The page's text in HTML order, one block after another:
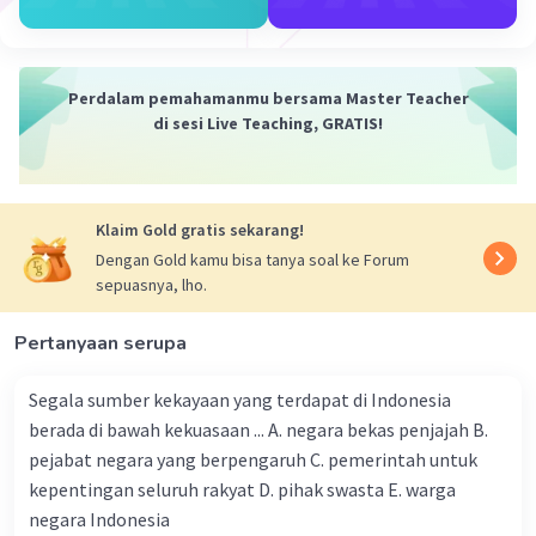
atau denda sesuai dengan hukum yang berlaku.
Peradilan perdata berkaitan dengan kasus-kasus yang
melibatkan sengketa antara individu, organisasi, atau
entitas hukum lainnya. Tujuan dari peradilan perdata
hak-hak yang dilanggar. Kasus-kasus yang masuk dalam
properti, kontrak, perceraian, atau gugatan atas
kerugian yang ditimbulkan.
Contoh: Jika dua pihak terlibat dalam sengketa
kepemilikan tanah, mereka dapat membawa kasus
belah pihak akan menyajikan bukti dan argumen mereka
kepada hakim. Hakim akan mempertimbangkan bukti
dan hukum yang berlaku untuk membuat keputusan
yang adil mengenai kepemilikan tanah tersebut.
Demikianlah perbedaan antara peradilan pidana dan
Perdalam pemahamanmu bersama Master Teacher
di sesi Live Teaching, GRATIS!
Klaim Gold gratis sekarang!
Dengan Gold kamu bisa tanya soal ke Forum
sepuasnya, lho.
Pertanyaan serupa
Segala sumber kekayaan yang terdapat di Indonesia
berada di bawah kekuasaan ... A. negara bekas penjajah B.
pejabat negara yang berpengaruh C. pemerintah untuk
kepentingan seluruh rakyat D. pihak swasta E. warga
negara Indonesia